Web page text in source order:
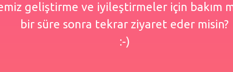
geliştirme ve iyileştirmeler için bakım
bir süre sonra tekrar ziyaret eder misin?
:-)